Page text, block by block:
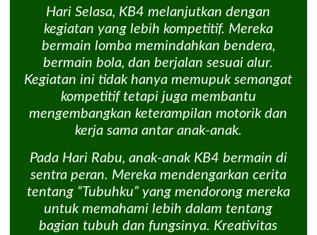
Hari Selasa, KB4 melanjutkan dengan
kegiatan yang lebih kompetitif. Mereka
bermain lomba memindahkan bendera,
bermain bola, dan berjalan sesuai alur.
Kegiatan ini tidak hanya memupuk semangat
kompetitif tetapi juga membantu
mengembangkan keterampilan motorik dan
kerja sama antar anak-anak.
Pada Hari Rabu, anak-anak KB4 bermain di
sentra peran. Mereka mendengarkan cerita
tentang “Tubuhku” yang mendorong mereka
untuk memahami lebih dalam tentang
bagian tubuh dan fungsinya. Kreativitas